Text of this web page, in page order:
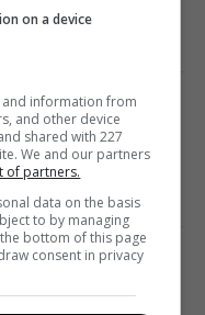
передвиборчий
з 1 вересня
садівника
краплі
Валерії
on a device
information from
and other device
shared with 227
We and our partners
of partners.
data on the basis
to by managing
bottom of this page
consent in privacy